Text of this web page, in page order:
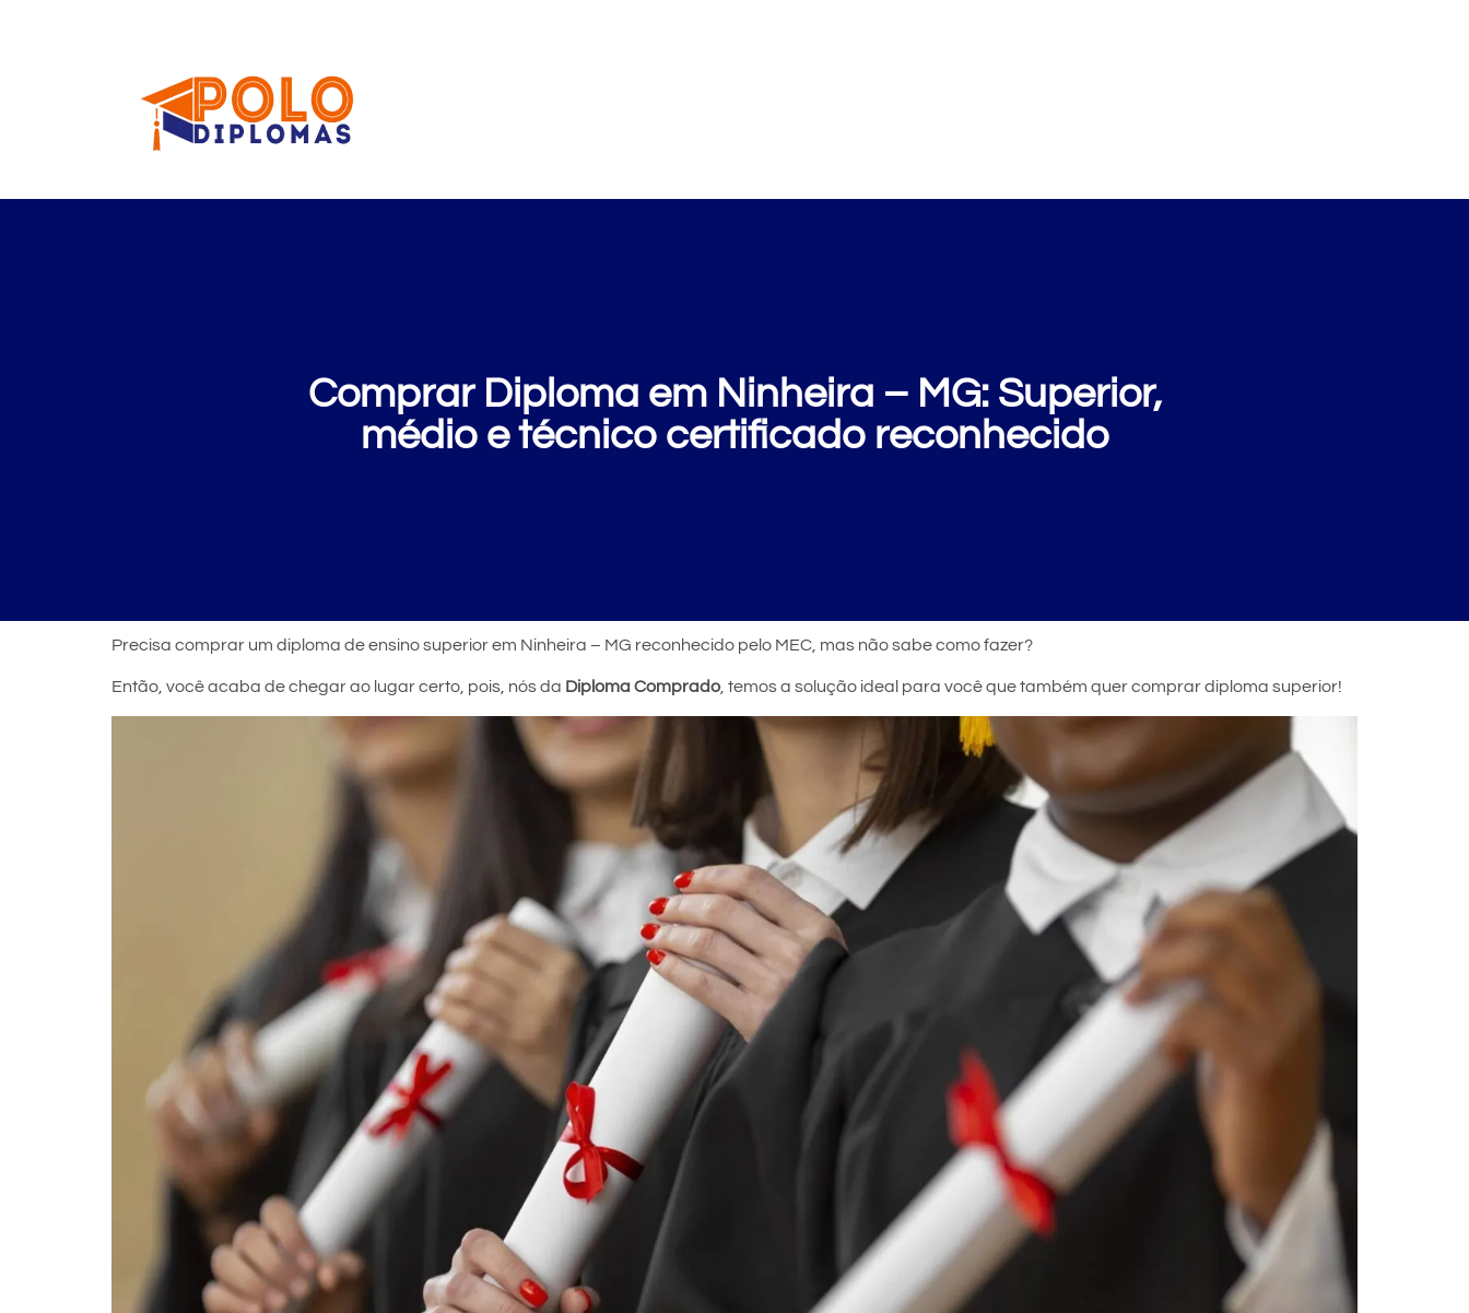
Comprar Diploma em Ninheira – MG: Superior,
médio e técnico certificado reconhecido
Precisa comprar um diploma de ensino superior em Ninheira – MG reconhecido pelo MEC, mas não sabe como fazer?
Então, você acaba de chegar ao lugar certo, pois, nós da Diploma Comprado, temos a solução ideal para você que também quer comprar diploma superior!